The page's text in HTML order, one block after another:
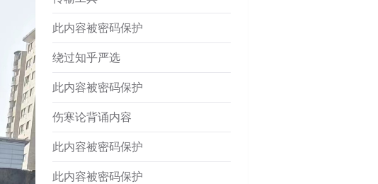
此内容被密码保护
绕过知乎严选
此内容被密码保护
伤寒论背诵内容
此内容被密码保护
此内容被密码保护